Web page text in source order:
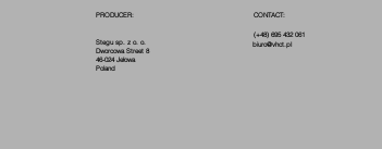
PRODUCER:
Stegu sp. z o. o.
Dworcowa Street 8
46-024 Jełowa
Poland
CONTACT:
(+48) 695 432 061
biuro@vhct.pl